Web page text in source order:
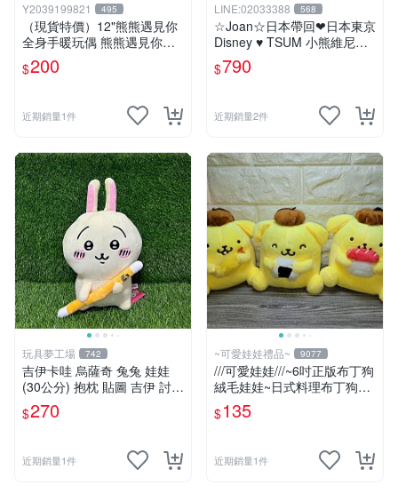
Y2039199821 495
（現貨特價）12"熊熊遇見你
全身手暖玩偶 熊熊遇見你暖
手枕 熊熊遇見你系列 熊熊遇
見你 暖手枕 玩偶 可愛 Q萌
$200
近期銷量1件
LINE:02033388 568
☆Joan☆日本帶回❤日本東京
Disney ♥ TSUM 小熊維尼系
列 ♥ 髮束/髮飾/髮圈/髮帶/綁
頭髮
$790
近期銷量2件
玩具夢工場 742
吉伊卡哇 烏薩奇 兔兔 娃娃
(30公分) 抱枕 貼圖 吉伊 討伐
棒 Chiikawa
$270
近期銷量1件
~可愛娃娃禮品~ 9077
///可愛娃娃///~6吋正版布丁狗
絨毛娃娃~日式料理布丁狗~
壽司~三角飯糰~炸蝦---約15
公分
$135
近期銷量1件